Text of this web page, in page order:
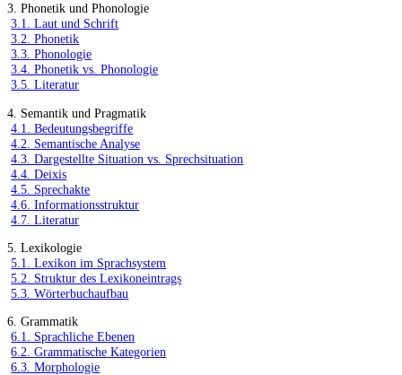
3. Phonetik und Phonologie
3.1. Laut und Schrift
3.2. Phonetik
3.3. Phonologie
3.4. Phonetik vs. Phonologie
3.5. Literatur
4. Semantik und Pragmatik
4.1. Bedeutungsbegriffe
4.2. Semantische Analyse
4.3. Dargestellte Situation vs. Sprechsituation
4.4. Deixis
4.5. Sprechakte
4.6. Informationsstruktur
4.7. Literatur
5. Lexikologie
5.1. Lexikon im Sprachsystem
5.2. Struktur des Lexikoneintrags
5.3. Wörterbuchaufbau
6. Grammatik
6.1. Sprachliche Ebenen
6.2. Grammatische Kategorien
6.3. Morphologie